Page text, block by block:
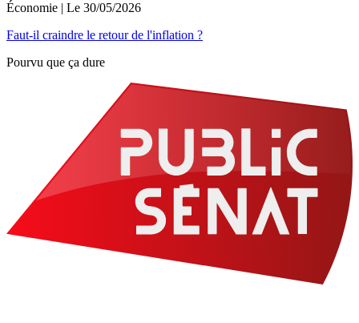
Économie | Le 30/05/2026
Faut-il craindre le retour de l'inflation ?
Pourvu que ça dure